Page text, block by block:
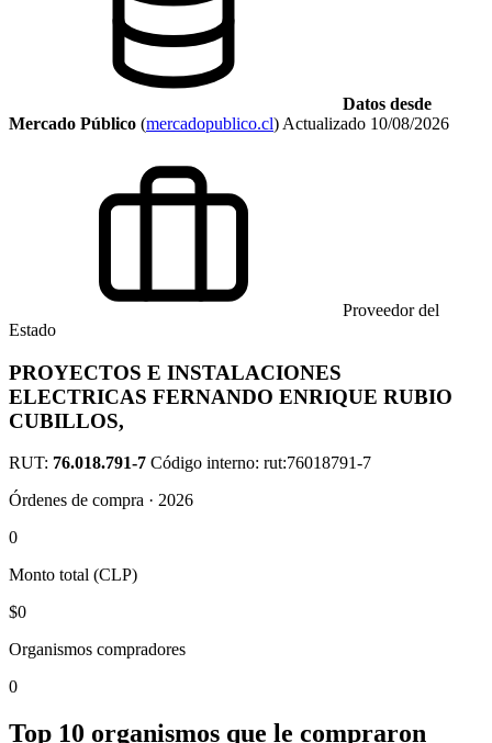
Datos desde
Mercado Público (mercadopublico.cl) Actualizado 10/08/2026
Proveedor del
Estado
PROYECTOS E INSTALACIONES
ELECTRICAS FERNANDO ENRIQUE RUBIO
CUBILLOS,
RUT: 76.018.791-7 Código interno: rut:76018791-7
Órdenes de compra · 2026
0
Monto total (CLP)
$0
Organismos compradores
0
Top 10 organismos que le compraron